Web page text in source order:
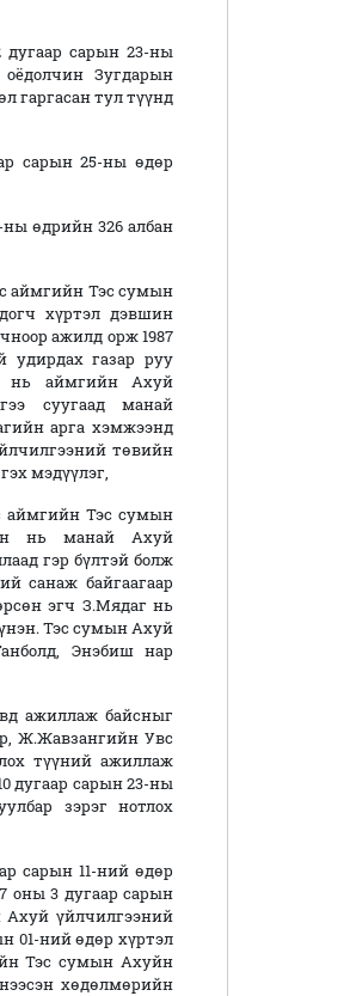
сарын 23-ны
Зугдарын
гаргасан тул түүнд
сарын 25-ны өдөр
өдрийн 326 албан
аймгийн Тэс сумын
хүртэл дэвшин
ажилд орж 1987
удирдах газар руу
нь аймгийн Ахуй
суугаад манай
арга хэмжээнд
төвийн
мэдүүлэг,
аймгийн Тэс сумын
нь манай Ахуй
гэр бүлтэй болж
санаж байгаагаар
эгч З.Мядаг нь
Тэс сумын Ахуй
Энэбиш нар
ажиллаж байсныг
Ж.Жавзангийн Увс
түүний ажиллаж
дугаар сарын 23-ны
зэрэг нотлох
сарын 11-ний өдөр
оны 3 дугаар сарын
Ахуй үйлчилгээний
01-ний өдөр хүртэл
Тэс сумын Ахуйн
хөдөлмөрийн